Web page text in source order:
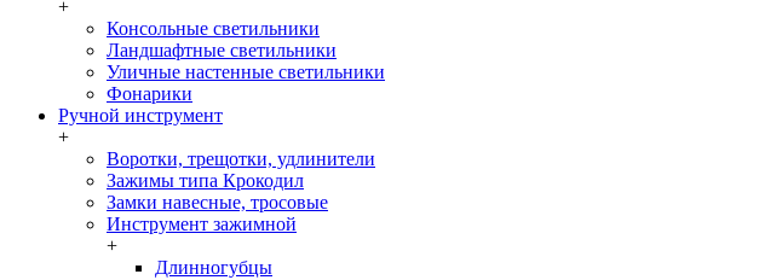
+
Консольные светильники
Ландшафтные светильники
Уличные настенные светильники
Фонарики
Ручной инструмент
+
Воротки, трещотки, удлинители
Зажимы типа Крокодил
Замки навесные, тросовые
Инструмент зажимной
+
Длинногубцы